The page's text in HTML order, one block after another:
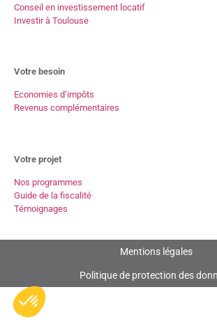
Conseil en investissement locatif
Investir à Toulouse
Votre besoin
Economies d’impôts
Revenus complémentaires
Votre projet
Nos programmes
Guide de la fiscalité
Témoignages
Mentions légales
Politique de protection des